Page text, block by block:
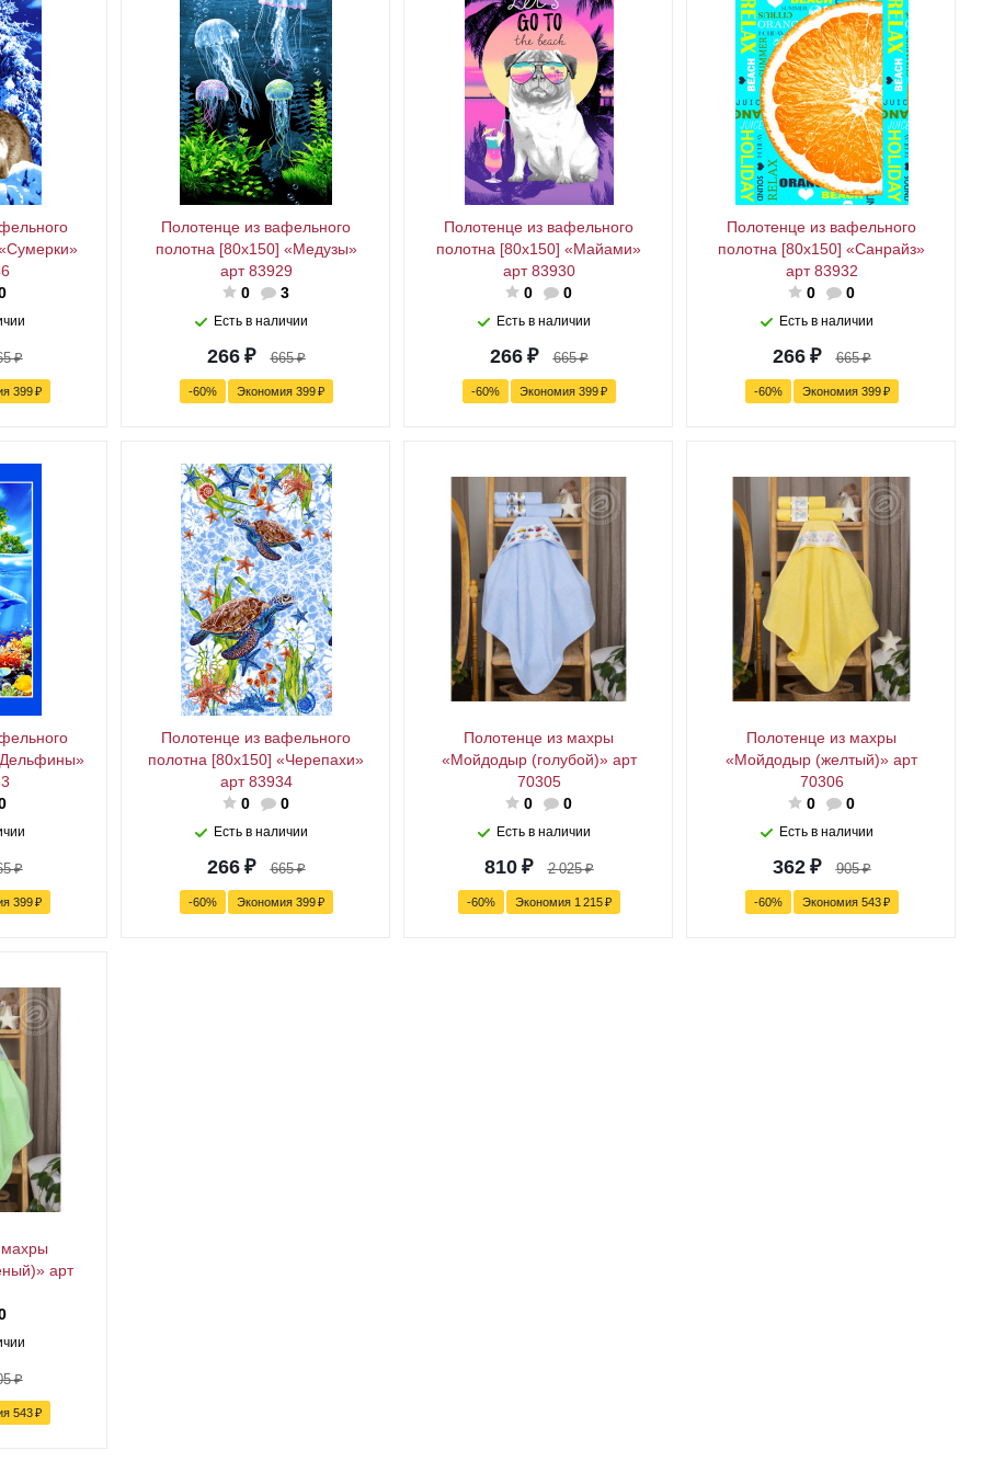
₽
399₽
Полотенце из вафельного
полотна [80x150] «Медузы»
арт 83929
0
3
Есть в наличии
266₽ 665₽
-60% Экономия 399₽
Полотенце из вафельного
полотна [80x150] «Майами»
арт 83930
0
0
Есть в наличии
266₽ 665₽
-60% Экономия 399₽
Полотенце из вафельного
полотна [80x150] «Санрайз»
арт 83932
0
0
Есть в наличии
266₽ 665₽
-60% Экономия 399₽
₽
399₽
Полотенце из вафельного
полотна [80x150] «Черепахи»
арт 83934
0
0
Есть в наличии
266₽ 665₽
-60% Экономия 399₽
Полотенце из махры
«Мойдодыр (голубой)» арт
70305
0
0
Есть в наличии
810₽ 2 025₽
-60% Экономия 1 215₽
Полотенце из махры
«Мойдодыр (желтый)» арт
70306
0
0
Есть в наличии
362₽ 905₽
-60% Экономия 543₽
арт
₽
543₽